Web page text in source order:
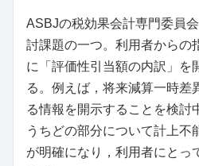
ASBJの税効果会計専門委員
討課題の一つ。利用者からの
に「評価性引当額の内訳」を
る。例えば，将来減算一時差
る情報を開示することを検討
うちどの部分について計上不
が明確になり，利用者にとっ